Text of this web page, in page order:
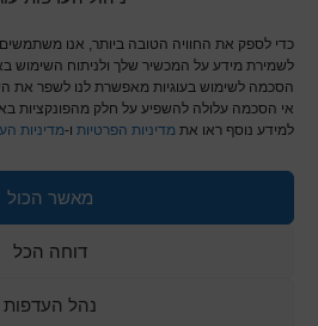
לשמירת מידע על המכשיר שלך ולניתוח השימוש
הסכמה לשימוש בעוגיות מאפשרת לנו לשפר את
אי הסכמה עלולה להשפיע על חלק מהפונקציות
למידע נוסף ראו את מדיניות הפרטיות ו-מדיניות
מאשר הכול
דוחה הכל
נהל העדפות
© כל הזכויות שמורות לכותר ראשון